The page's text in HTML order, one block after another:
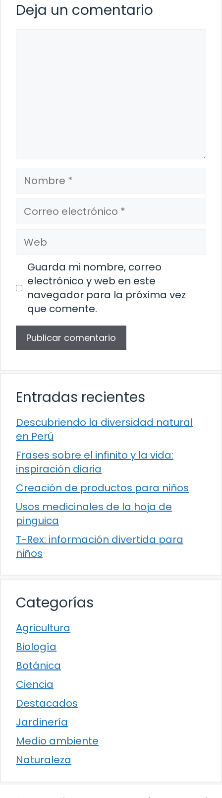
Deja un comentario
Nombre
Correo
electrónico
Web
Guarda mi nombre, correo
electrónico y web en este
navegador para la próxima vez
que comente.
Entradas recientes
Descubriendo la diversidad natural
en Perú
Frases sobre el infinito y la vida:
inspiración diaria
Creación de productos para niños
Usos medicinales de la hoja de
pinguica
T-Rex: información divertida para
niños
Categorías
Agricultura
Biología
Botánica
Ciencia
Destacados
Jardinería
Medio ambiente
Naturaleza